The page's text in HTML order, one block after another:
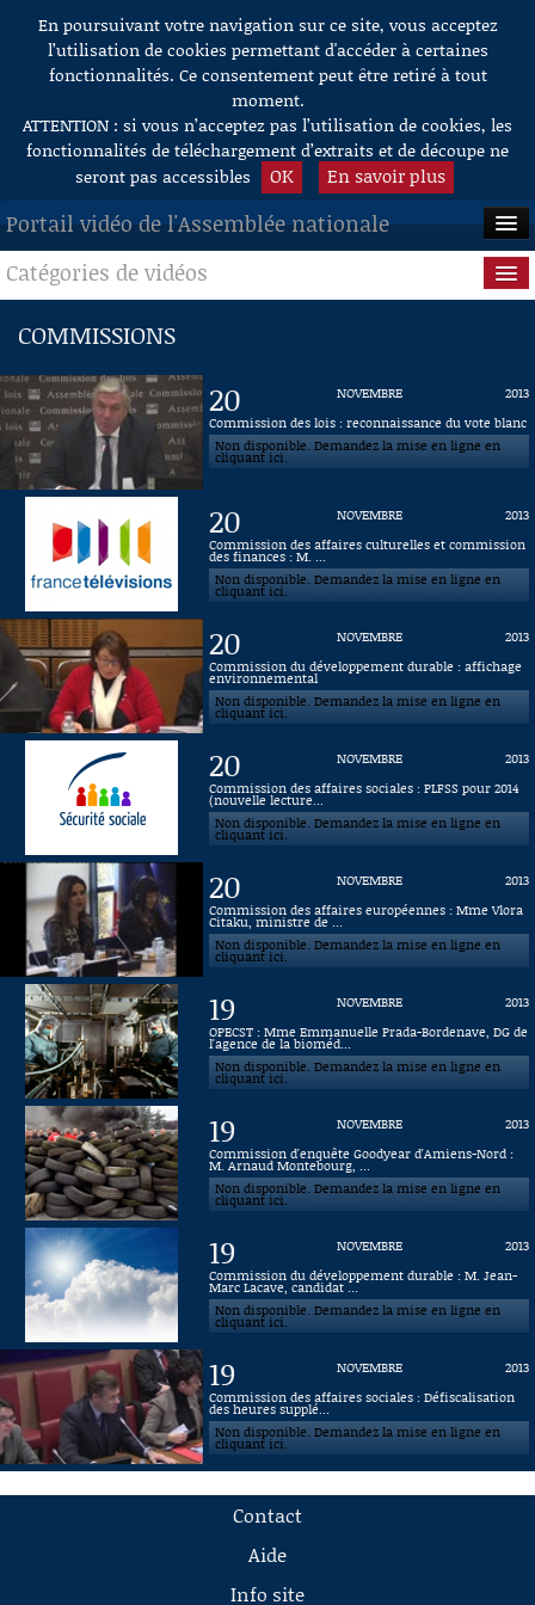
Aller au contenu
En poursuivant votre navigation sur ce site, vous acceptez
l’utilisation de cookies permettant d'accéder à certaines
fonctionnalités. Ce consentement peut être retiré à tout
moment.
ATTENTION : si vous n’acceptez pas l’utilisation de cookies, les
fonctionnalités de téléchargement d’extraits et de découpe ne
seront pas accessibles
OK En savoir plus
Portail vidéo de l'Assemblée nationale
ACCUEIL
EN DIRECT
À LA DEMANDE
RECHERCHE
AIDE À LA DÉCOUPE
DE VIDÉOS
Catégories de vidéos
Questions au Gouvernement
Commissions
Présidence
Évènements
Connaissance, Histoire
COMMISSIONS
20 NOVEMBRE
2013
Commission des lois : reconnaissance du vote blanc
Non disponible. Demandez la mise en ligne en
cliquant ici.
20 NOVEMBRE
2013
Commission des affaires culturelles et commission
des finances : M. ...
Non disponible. Demandez la mise en ligne en
cliquant ici.
20 NOVEMBRE
2013
Commission du développement durable : affichage
environnemental
Non disponible. Demandez la mise en ligne en
cliquant ici.
20 NOVEMBRE
2013
Commission des affaires sociales : PLFSS pour 2014
(nouvelle lecture...
Non disponible. Demandez la mise en ligne en
cliquant ici.
20 NOVEMBRE
2013
Commission des affaires européennes : Mme Vlora
Citaku, ministre de ...
Non disponible. Demandez la mise en ligne en
cliquant ici.
19 NOVEMBRE
2013
OPECST : Mme Emmanuelle Prada-Bordenave, DG de
l'agence de la bioméd...
Non disponible. Demandez la mise en ligne en
cliquant ici.
19 NOVEMBRE
2013
Commission d'enquête Goodyear d'Amiens-Nord :
M. Arnaud Montebourg, ...
Non disponible. Demandez la mise en ligne en
cliquant ici.
19 NOVEMBRE
2013
Commission du développement durable : M. Jean-
Marc Lacave, candidat ...
Non disponible. Demandez la mise en ligne en
cliquant ici.
19 NOVEMBRE
2013
Commission des affaires sociales : Défiscalisation
des heures supplé...
Non disponible. Demandez la mise en ligne en
cliquant ici.
Contact
Aide
Info site